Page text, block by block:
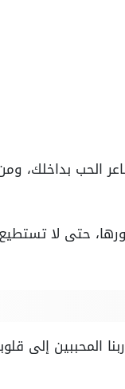
الحب بداخلك،
حتى لا
إلى